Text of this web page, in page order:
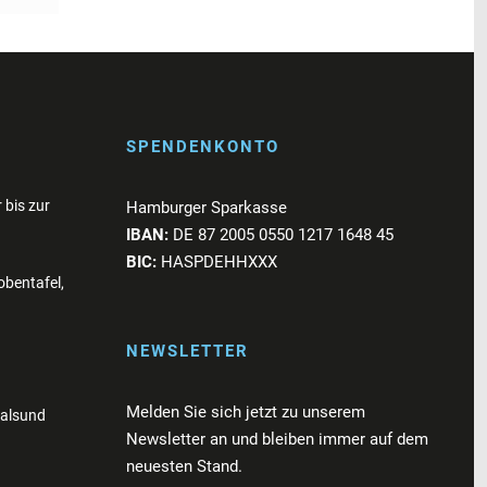
bis zur
SPENDENKONTO
Hamburger Sparkasse
IBAN: DE 87 2005 0550 1217 1648 45
BIC: HASPDEHHXXX
NEWSLETTER
Melden Sie sich jetzt zu unserem
Newsletter an und bleiben immer auf dem
neuesten Stand.